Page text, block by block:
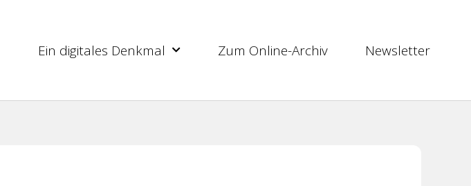
Ein digitales Denkmal Zum Online-Archiv Newsletter